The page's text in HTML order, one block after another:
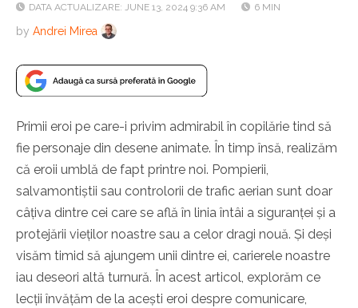
DATA ACTUALIZARE: JUNE 13, 2024 9:36 AM 6 MIN
by Andrei Mirea
Primii eroi pe care-i privim admirabil în copilărie tind să
fie personaje din desene animate. În timp însă, realizăm
că eroii umblă de fapt printre noi. Pompierii,
salvamontiștii sau controlorii de trafic aerian sunt doar
câțiva dintre cei care se află în linia întâi a siguranței și a
protejării vieților noastre sau a celor dragi nouă. Și deși
visăm timid să ajungem unii dintre ei, carierele noastre
iau deseori altă turnură. În acest articol, explorăm ce
lecții învățăm de la acești eroi despre comunicare,